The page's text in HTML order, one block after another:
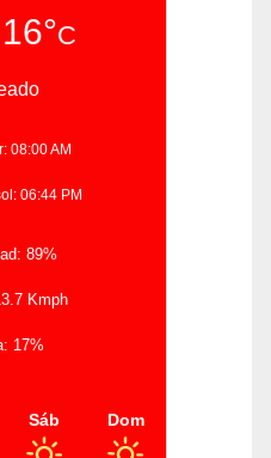
16°C
08:00 AM
06:44 PM
89%
Kmph
17%
Sáb Dom